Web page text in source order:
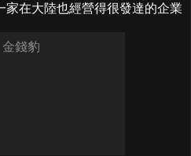
家在大陸也經營得很發達的企業